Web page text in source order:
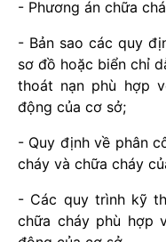
- Phương án chữa
- Bản sao các quy
sơ đồ hoặc biển chỉ
thoát nạn phù hợp
động của cơ sở;
- Quy định về phân
cháy và chữa cháy
- Các quy trình kỹ
chữa cháy phù hợp